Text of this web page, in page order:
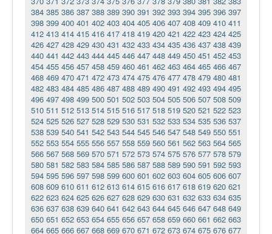
384 385 386 387 388 389 390 391 392 393 394 395 396 397
398 399 400 401 402 403 404 405 406 407 408 409 410 411
412 413 414 415 416 417 418 419 420 421 422 423 424 425
426 427 428 429 430 431 432 433 434 435 436 437 438 439
440 441 442 443 444 445 446 447 448 449 450 451 452 453
454 455 456 457 458 459 460 461 462 463 464 465 466 467
468 469 470 471 472 473 474 475 476 477 478 479 480 481
482 483 484 485 486 487 488 489 490 491 492 493 494 495
496 497 498 499 500 501 502 503 504 505 506 507 508 509
510 511 512 513 514 515 516 517 518 519 520 521 522 523
524 525 526 527 528 529 530 531 532 533 534 535 536 537
538 539 540 541 542 543 544 545 546 547 548 549 550 551
552 553 554 555 556 557 558 559 560 561 562 563 564 565
566 567 568 569 570 571 572 573 574 575 576 577 578 579
580 581 582 583 584 585 586 587 588 589 590 591 592 593
594 595 596 597 598 599 600 601 602 603 604 605 606 607
608 609 610 611 612 613 614 615 616 617 618 619 620 621
622 623 624 625 626 627 628 629 630 631 632 633 634 635
636 637 638 639 640 641 642 643 644 645 646 647 648 649
650 651 652 653 654 655 656 657 658 659 660 661 662 663
664 665 666 667 668 669 670 671 672 673 674 675 676 677